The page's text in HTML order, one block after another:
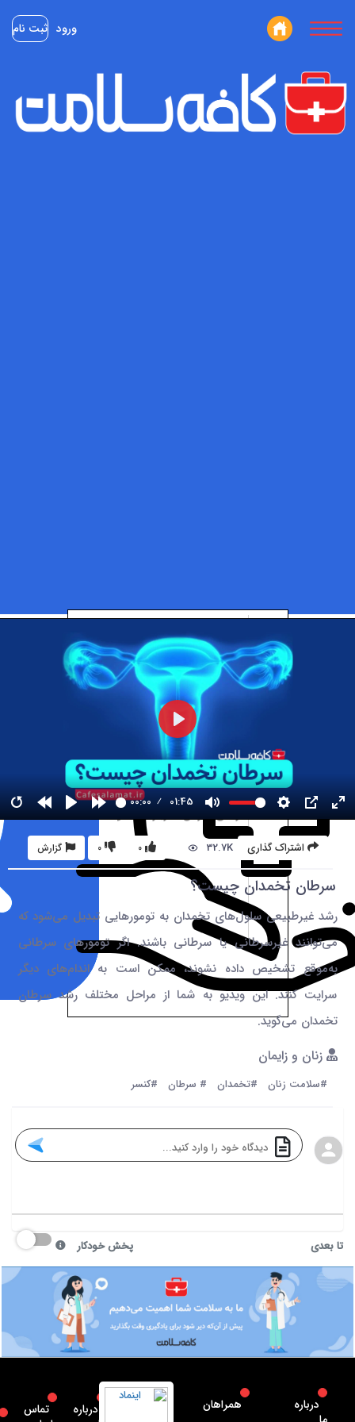
ورود ثبت نام
00:00 01:45
اشتراک گذاری 32.7K گزارش 0 0
سرطان تخمدان چیست؟
رشد غیر‌طبیعی سلول‌های تخمدان به تومورهایی تبدیل می‌شود که
می‌توانند غیرسرطانی یا سرطانی باشند. اگر تومورهای سرطانی
به‌موقع تشخیص داده نشوند، ممکن است به اندام‌های دیگر
سرایت کنند. این ویدیو به شما از مراحل مختلف رشد سرطان
تخمدان می‌گوید.
زنان و زایمان
#سلامت زنان #تخمدان‌ # سرطان #کنسر
تا بعدی پخش خودکار
درباره
همراهان
درباره
تماس